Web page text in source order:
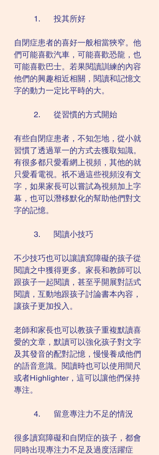
	1.	投其所好
自閉症患者的喜好一般相當狹窄。他
們可能喜歡汽車，可能喜歡恐龍，也
可能喜歡巴士。若果閱讀訓練的內容
他們的興趣相近相關，閱讀和記憶文
字的動力一定比平時的大。
	2.	從習慣的方式開始
有些自閉症患者，不知怎地，從小就
習慣了透過單一的方式去獲取知識。
有很多都只愛看網上視頻，其他的就
只愛看電視。祇不過這些視頻沒有文
字，如果家長可以嘗試為視頻加上字
幕，也可以潛移默化的幫助他們對文
字的記憶。
	3.	閱讀小技巧
不少技巧也可以讓讀寫障礙的孩子從
閱讀之中獲得更多。家長和教師可以
跟孩子一起閱讀，甚至乎開展對話式
閱讀，互動地跟孩子討論書本內容，
讓孩子更加投入。
老師和家長也可以教孩子重複默讀喜
愛的文章，默讀可以強化孩子對文字
及其發音的配對記憶，慢慢養成他們
的語音意識。閱讀時也可以使用間尺
或者Highlighter，這可以讓他們保持
專注。
	4.	留意專注力不足的情況
很多讀寫障礙和自閉症的孩子，都會
同時出現專注力不足及過度活躍症